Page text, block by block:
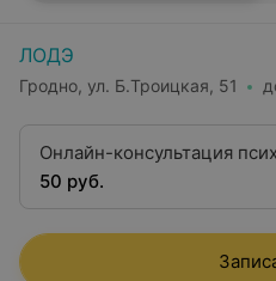
ЛОДЭ
Гродно, ул. Б.Троицкая, 51
Онлайн-консультация
50 руб.